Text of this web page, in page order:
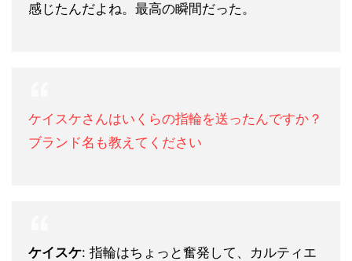
感じたんだよね。最高の瞬間だった。
ケイスケさんはいくらの指輪を送ったんですか？
ブランド名も教えてください
ケイスケ: 指輪はちょっと奮発して、カルティエ